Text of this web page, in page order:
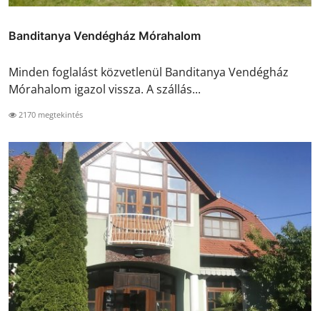
Banditanya Vendégház Mórahalom
Minden foglalást közvetlenül Banditanya Vendégház
Mórahalom igazol vissza. A szállás...
2170 megtekintés